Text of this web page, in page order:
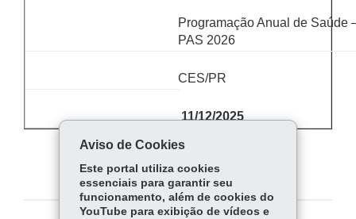
Programação Anual de Saúde
PAS 2026
CES/PR
11/12/2025
Aviso de Cookies
Este portal utiliza cookies
essenciais para garantir seu
funcionamento, além de cookies do
YouTube para exibição de vídeos e